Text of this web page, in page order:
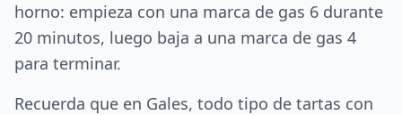
horno: empieza con una marca de gas 6 durante
20 minutos, luego baja a una marca de gas 4
para terminar.
Recuerda que en Gales, todo tipo de tartas con